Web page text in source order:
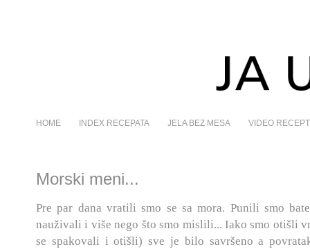
HOME INDEX RECEPATA JELA BEZ MESA VIDEO
Morski meni...
Pre par dana vratili smo se sa mora. Punili smo
nauživali i više nego što smo mislili... Iako smo otišli
se spakovali i otišli) sve je bilo savršeno a